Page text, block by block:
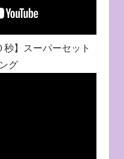
】スーパーセット
グ